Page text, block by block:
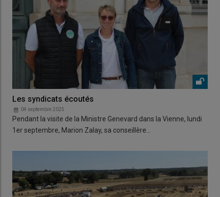
Les syndicats écoutés
04 septembre 2025
Pendant la visite de la Ministre Genevard dans la Vienne, lundi
1er septembre, Marion Zalay, sa conseillère…